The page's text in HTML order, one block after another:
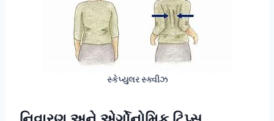
સ્કેપ્યુલર સ્ક્વીઝ